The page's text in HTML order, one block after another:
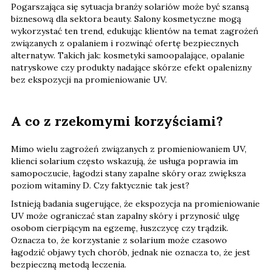
Pogarszająca się sytuacja branży solariów może być szansą
biznesową dla sektora beauty. Salony kosmetyczne mogą
wykorzystać ten trend, edukując klientów na temat zagrożeń
związanych z opalaniem i rozwinąć ofertę bezpiecznych
alternatyw. Takich jak: kosmetyki samoopalające, opalanie
natryskowe czy produkty nadające skórze efekt opalenizny
bez ekspozycji na promieniowanie UV.
A co z rzekomymi korzyściami?
Mimo wielu zagrożeń związanych z promieniowaniem UV,
klienci solarium często wskazują, że usługa poprawia im
samopoczucie, łagodzi stany zapalne skóry oraz zwiększa
poziom witaminy D. Czy faktycznie tak jest?
Istnieją badania sugerujące, że ekspozycja na promieniowanie
UV może ograniczać stan zapalny skóry i przynosić ulgę
osobom cierpiącym na egzemę, łuszczycę czy trądzik.
Oznacza to, że korzystanie z solarium może czasowo
łagodzić objawy tych chorób, jednak nie oznacza to, że jest
bezpieczną metodą leczenia.